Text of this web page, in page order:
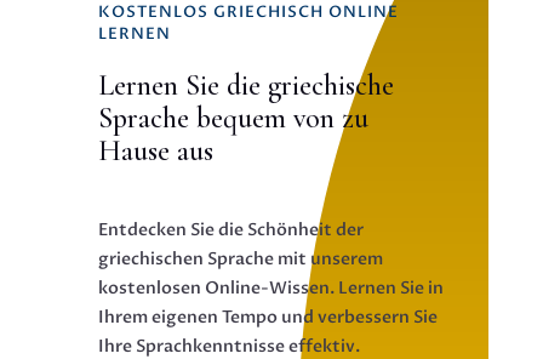
KOSTENLOS GRIECHISCH ONLINE
LERNEN
Lernen Sie die griechische
Sprache bequem von zu
Hause aus
Entdecken Sie die Schönheit der
griechischen Sprache mit unserem
kostenlosen Online-Wissen. Lernen Sie in
Ihrem eigenen Tempo und verbessern Sie
Ihre Sprachkenntnisse effektiv.